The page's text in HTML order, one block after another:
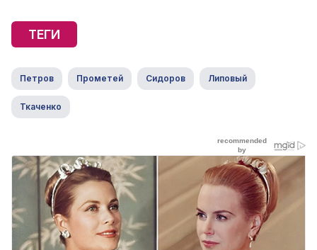
ТЕГИ
Петров Прометей Сидоров Липовый
Ткаченко